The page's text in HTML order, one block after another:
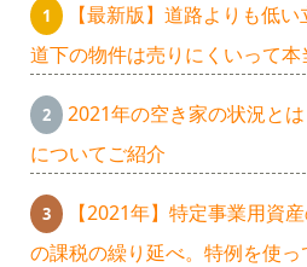
【最新版】道路よりも低い
道下の物件は売りにくいって本
2021年の空き家の状況と
についてご紹介
【2021年】特定事業用資
の課税の繰り延べ。特例を使